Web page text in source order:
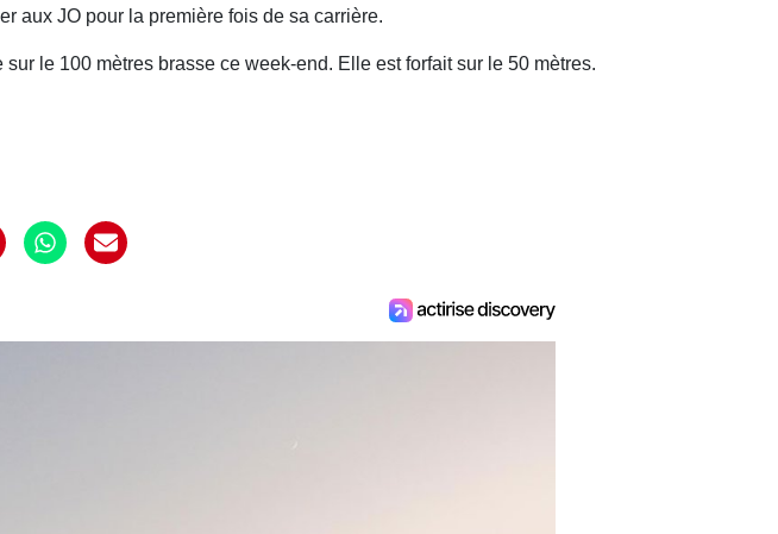
aux JO pour la première fois de sa carrière.
le 100 mètres brasse ce week-end. Elle est forfait sur le 50 mètres.